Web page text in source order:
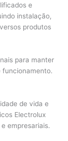
e
instalação,
produtos
para manter
funcionamento.
de vida e
Electrolux
empresariais.